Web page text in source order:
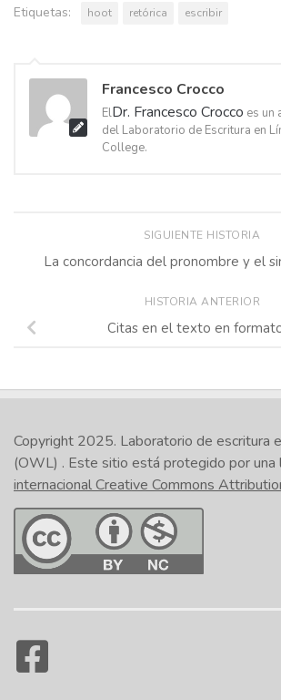
Etiquetas: hoot retórica escribir
Francesco Crocco
ElDr. Francesco Crocco es un
del Laboratorio de Escritura en
College.
SIGUIENTE HISTORIA
La concordancia del pronombre y el
HISTORIA ANTERIOR
Citas en el texto en
Copyright 2025. Laboratorio de escritura
(OWL) . Este sitio está protegido por una
internacional Creative Commons